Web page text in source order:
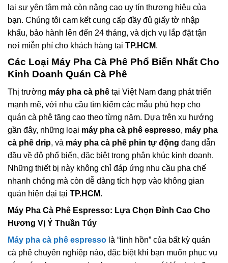
lại sự yên tâm mà còn nâng cao uy tín thương hiệu của
bạn. Chúng tôi cam kết cung cấp đầy đủ giấy tờ nhập
khẩu, bảo hành lên đến 24 tháng, và dịch vụ lắp đặt tận
nơi miễn phí cho khách hàng tại TP.HCM.
Các Loại Máy Pha Cà Phê Phổ Biến Nhất Cho
Kinh Doanh Quán Cà Phê
Thị trường máy pha cà phê tại Việt Nam đang phát triển
mạnh mẽ, với nhu cầu tìm kiếm các mẫu phù hợp cho
quán cà phê tăng cao theo từng năm. Dựa trên xu hướng
gần đây, những loại máy pha cà phê espresso, máy pha
cà phê drip, và máy pha cà phê phin tự động đang dẫn
đầu về độ phổ biến, đặc biệt trong phân khúc kinh doanh.
Những thiết bị này không chỉ đáp ứng nhu cầu pha chế
nhanh chóng mà còn dễ dàng tích hợp vào không gian
quán hiện đại tại TP.HCM.
Máy Pha Cà Phê Espresso: Lựa Chọn Đỉnh Cao Cho
Hương Vị Ý Thuần Túy
Máy pha cà phê espresso là “linh hồn” của bất kỳ quán
cà phê chuyên nghiệp nào, đặc biệt khi bạn muốn phục vụ